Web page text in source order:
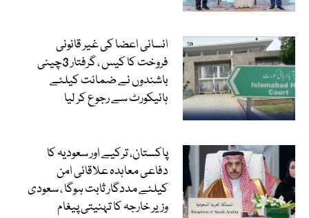
انسانی اعضا کی غیر قانونی
فروخت کا کیس ، گرفتار 3چینی
باشندوں نے ضمانت کیلئے
ہائیکورٹ سے رجوع کر لیا
پاکستان، ترکیے اور سعودیہ کا
دفاعی معاہدہ علاقائی امن
کیلئے مددگار ثابت ہوگا ، سعودی
وزیر خارجہ کا تہنیتی پیغام